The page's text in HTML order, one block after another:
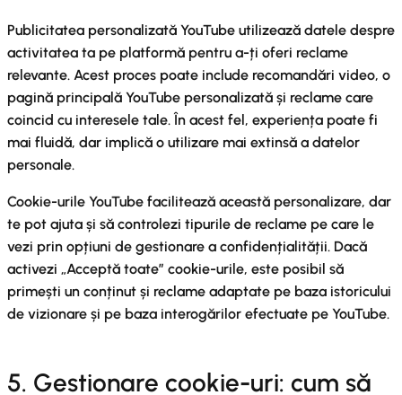
Publicitatea personalizată YouTube utilizează datele despre
activitatea ta pe platformă pentru a-ți oferi reclame
relevante. Acest proces poate include recomandări video, o
pagină principală YouTube personalizată și reclame care
coincid cu interesele tale. În acest fel, experiența poate fi
mai fluidă, dar implică o utilizare mai extinsă a datelor
personale.
Cookie-urile YouTube facilitează această personalizare, dar
te pot ajuta și să controlezi tipurile de reclame pe care le
vezi prin opțiuni de gestionare a confidențialității. Dacă
activezi „Acceptă toate” cookie-urile, este posibil să
primești un conținut și reclame adaptate pe baza istoricului
de vizionare și pe baza interogărilor efectuate pe YouTube.
5. Gestionare cookie-uri: cum să